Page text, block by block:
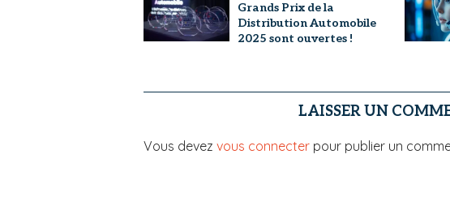
Grands Prix de la
Distribution Automobile
2025 sont ouvertes !
LAISSER UN
Vous devez vous connecter pour publier un